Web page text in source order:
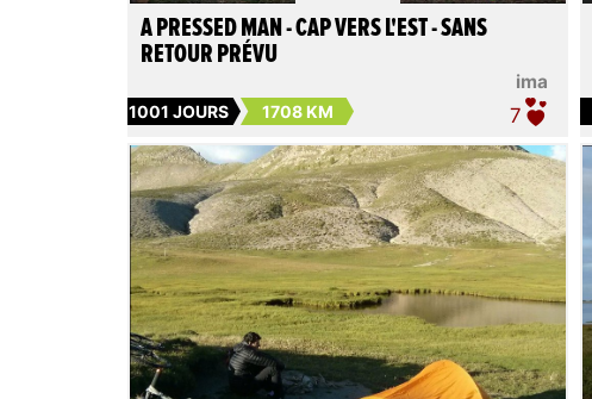
ima
A PRESSED MAN - CAP VERS L'EST - SANS
RETOUR PRÉVU
1001 JOURS 1708 KM 7